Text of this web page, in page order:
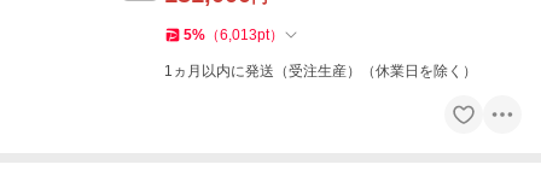
5% （6,013pt）
1ヵ月以内に発送（受注生産）（休業日を除く）